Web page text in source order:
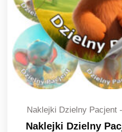
Naklejki Dzielny Pacjent
Naklejki Dzielny